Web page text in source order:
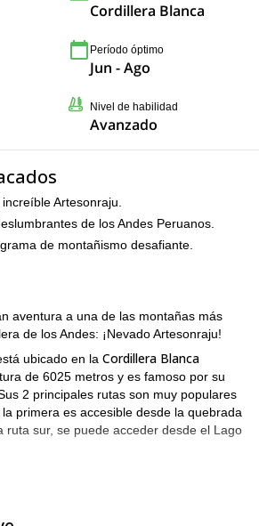
Cordillera Blanca
Período óptimo
Jun - Ago
Nivel de habilidad
Avanzado
Artesonraju.
de los Andes Peruanos.
de montañismo desafiante.
aventura a una de las montañas más
de los Andes: ¡Nevado Artesonraju!
ubicado en la Cordillera Blanca
de 6025 metros y es famoso por su
2 principales rutas son muy populares
primera es accesible desde la quebrada
ruta sur, se puede acceder desde el Lago
más desafiante: implica un